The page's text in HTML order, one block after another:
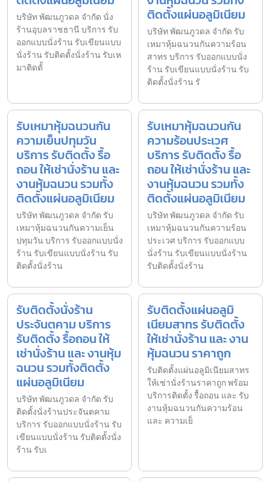
บริษัท พัฒนภูวดล จำกัด นั่ง
ร้านอุบลราชธานี บริการ รับ
ออกแบบนั่งร้าน รับเขียนแบบ
นั่งร้าน รับติดตั้งนั่งร้าน รับเห
มาติดตั้
ติดตั้งแผ่นอลูมิเนียม
บริษัท พัฒนภูวดล จำกัด รับ
เหมาหุ้มฉนวนกันความร้อน
สาทร บริการ รับออกแบบนั่ง
ร้าน รับเขียนแบบนั่งร้าน รับ
ติดตั้งนั่งร้าน รั
รับเหมาหุ้มฉนวนกัน
ความเย็นปทุมวัน
บริการ รับติดตั้ง รื้อ
ถอน ให้เช่านั่งร้าน และ
งานหุ้มฉนวน รวมทั้ง
ติดตั้งแผ่นอลูมิเนียม
บริษัท พัฒนภูวดล จำกัด รับ
เหมาหุ้มฉนวนกันความเย็น
ปทุมวัน บริการ รับออกแบบนั่ง
ร้าน รับเขียนแบบนั่งร้าน รับ
ติดตั้งนั่งร้าน
รับเหมาหุ้มฉนวนกัน
ความร้อนประเวศ
บริการ รับติดตั้ง รื้อ
ถอน ให้เช่านั่งร้าน และ
งานหุ้มฉนวน รวมทั้ง
ติดตั้งแผ่นอลูมิเนียม
บริษัท พัฒนภูวดล จำกัด รับ
เหมาหุ้มฉนวนกันความร้อน
ประเวศ บริการ รับออกแบบ
นั่งร้าน รับเขียนแบบนั่งร้าน
รับติดตั้งนั่งร้าน
รับติดตั้งนั่งร้าน
ประจันตคาม บริการ
รับติดตั้ง รื้อถอน ให้
เช่านั่งร้าน และ งานหุ้ม
ฉนวน รวมทั้งติดตั้ง
แผ่นอลูมิเนียม
บริษัท พัฒนภูวดล จำกัด รับ
ติดตั้งนั่งร้านประจันตคาม
บริการ รับออกแบบนั่งร้าน รับ
เขียนแบบนั่งร้าน รับติดตั้งนั่ง
ร้าน รับเ
รับติดตั้งแผ่นอลูมิ
เนียมสาทร รับติดตั้ง
ให้เช่านั่งร้าน และ งาน
หุ้มฉนวน ราคาถูก
รับติดตั้งแผ่นอลูมิเนียมสาทร
ให้เช่านั่งร้านราคาถูก พร้อม
บริการติดตั้ง รื้อถอน และ รับ
งานหุ้มฉนวนกันความร้อน
และ ความเย็